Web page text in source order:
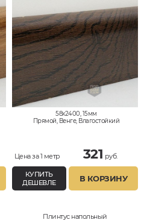
58x2400, 15мм
Прямой, Венге, Влагостойкий
Цена за 1 метр 321 руб.
КУПИТЬ
ДЕШЕВЛЕ
В КОРЗИНУ
Плинтус напольный